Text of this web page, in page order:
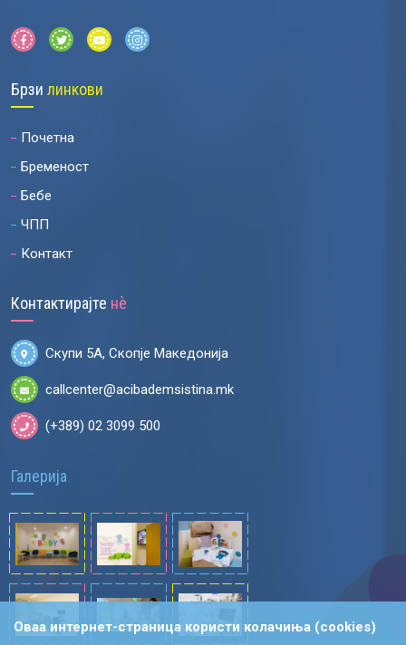
Брзи линкови
Почетна
Бременост
Бебе
ЧПП
Контакт
Контактирајте нѐ
Скупи 5А, Скопје Македонија
callcenter@acibademsistina.mk
(+389) 02 3099 500
Галерија
Оваа интернет-страница користи колачиња (cookies)